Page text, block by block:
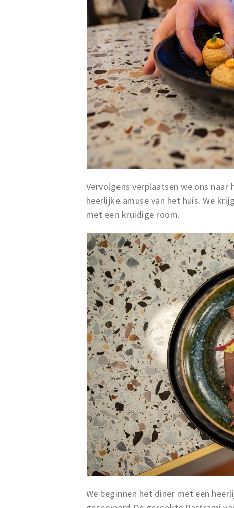
Vervolgens verplaatsen we ons
heerlijke amuse van het huis. We
met een kruidige room.
We beginnen het diner met een